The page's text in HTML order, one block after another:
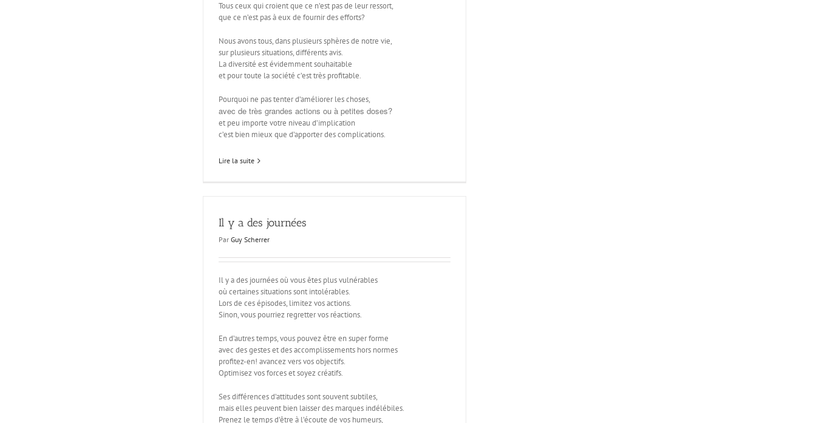
Tous ceux qui croient que ce n’est pas de leur ressort,
que ce n’est pas à eux de fournir des efforts?
Nous avons tous, dans plusieurs sphères de notre vie,
sur plusieurs situations, différents avis.
La diversité est évidemment souhaitable
et pour toute la société c’est très profitable.
Pourquoi ne pas tenter d’améliorer les choses,
avec de très grandes actions ou à petites doses?
et peu importe votre niveau d’implication
c’est bien mieux que d’apporter des complications.
Lire la suite
Il y a des journées
Par Guy Scherrer
Il y a des journées où vous êtes plus vulnérables
où certaines situations sont intolérables.
Lors de ces épisodes, limitez vos actions.
Sinon, vous pourriez regretter vos réactions.
En d’autres temps, vous pouvez être en super forme
avec des gestes et des accomplissements hors normes
profitez-en! avancez vers vos objectifs.
Optimisez vos forces et soyez créatifs.
Ses différences d’attitudes sont souvent subtiles,
mais elles peuvent bien laisser des marques indélébiles.
Prenez le temps d’être à l’écoute de vos humeurs,